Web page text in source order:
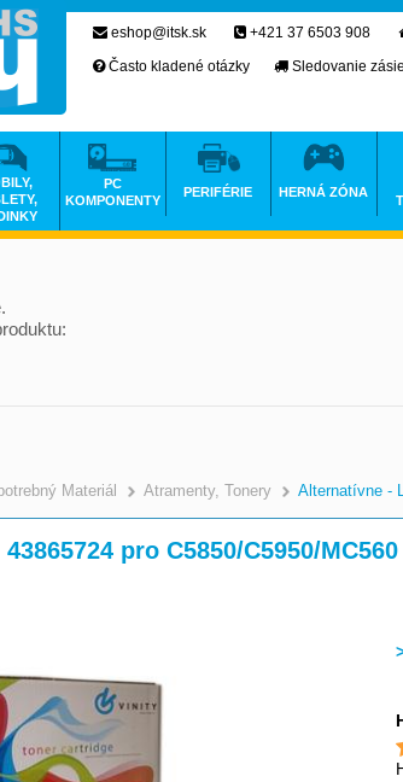
Materiál >
Atramenty, Tonery Alternatívne -
pro C5850/C5950/
eshop@itsk.sk +421 37 6503 908
Často kladené otázky
Sledovanie
PC
KOMPONENTY
PERIFÉRIE HERNÁ ZÓNA